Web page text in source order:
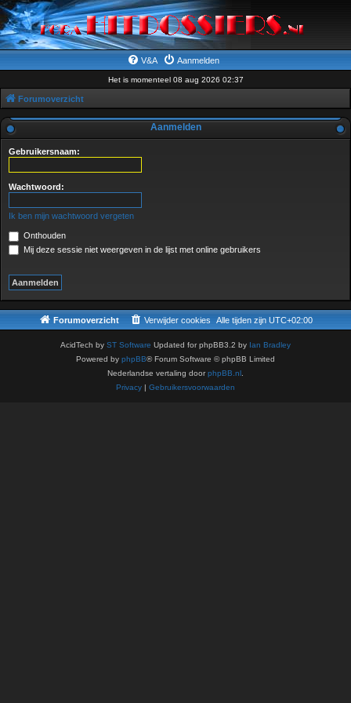
V&A Aanmelden
Het is momenteel 08 aug 2026 02:37
Forumoverzicht
Aanmelden
Gebruikersnaam:
Wachtwoord:
Ik ben mijn wachtwoord vergeten
Onthouden
Mij deze sessie niet weergeven in de lijst met online gebruikers
Forumoverzicht Alle tijden zijn UTC+02:00
Verwijder cookies
AcidTech by ST Software Updated for phpBB3.2 by Ian Bradley
Powered by phpBB® Forum Software © phpBB Limited
Nederlandse vertaling doorphpBB.nl.
Privacy | Gebruikersvoorwaarden